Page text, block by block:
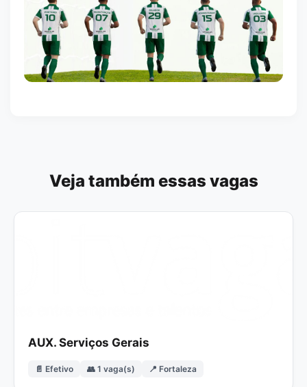
Veja também essas vagas
AUX. Serviços Gerais
📄 Efetivo 👥 1 vaga(s) 📍 Fortaleza